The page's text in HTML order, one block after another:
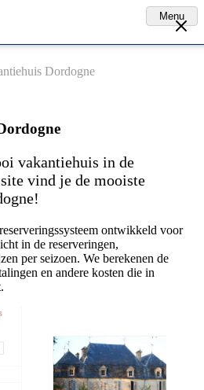
Menu
Dordogne
vakantiehuis in de
vind je de mooiste
ontwikkeld voor
in de reserveringen,
per seizoen. We berekenen de
en andere kosten die in